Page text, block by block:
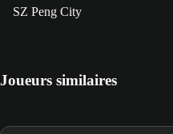
SZ Peng City
Joueurs similaires